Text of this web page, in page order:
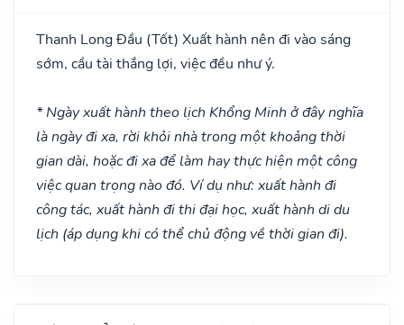
Thanh Long Đầu (Tốt) Xuất hành nên đi vào sáng
sớm, cầu tài thắng lợi, việc đều như ý.
* Ngày xuất hành theo lịch Khổng Minh ở đây nghĩa
là ngày đi xa, rời khỏi nhà trong một khoảng thời
gian dài, hoặc đi xa để làm hay thực hiện một công
việc quan trọng nào đó. Ví dụ như: xuất hành đi
công tác, xuất hành đi thi đại học, xuất hành di du
lịch (áp dụng khi có thể chủ động về thời gian đi).